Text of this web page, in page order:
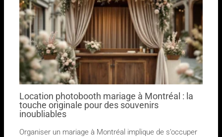
Location photobooth mariage à Montréal : la
touche originale pour des souvenirs
inoubliables
Organiser un mariage à Montréal implique de s’occuper